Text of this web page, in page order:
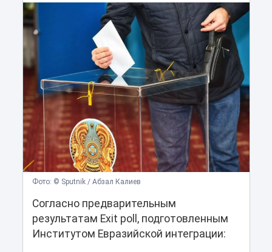
Фото: © Sputnik / Абзал Калиев
Согласно предварительным
результатам Exit poll, подготовленным
Институтом Евразийской интеграции: